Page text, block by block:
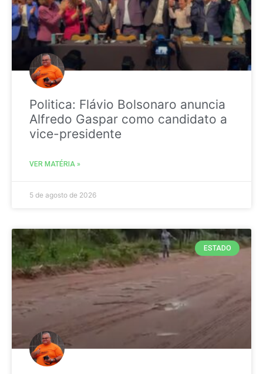
Politica: Flávio Bolsonaro anuncia
Alfredo Gaspar como candidato a
vice-presidente
VER MATÉRIA »
5 de agosto de 2026
ESTADO